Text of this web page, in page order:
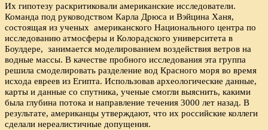
Их гипотезу раскритиковали американские исследователи.
Команда под руководством Карла Дрюса и Вэйцина Ханя,
состоящая из ученых американского Национального центра по
исследованию атмосферы и Колорадского университета в
Боулдере, занимается моделированием воздействия ветров на
водные массы. В качестве пробного исследования эта группа
решила смоделировать разделение вод Красного моря во время
исхода евреев из Египта. Использовав археологические данные,
карты и данные со спутника, ученые смогли выяснить, какими
была глубина потока и направление течения 3000 лет назад. В
результате, американцы утверждают, что их российские коллеги
сделали нереалистичные допущения.